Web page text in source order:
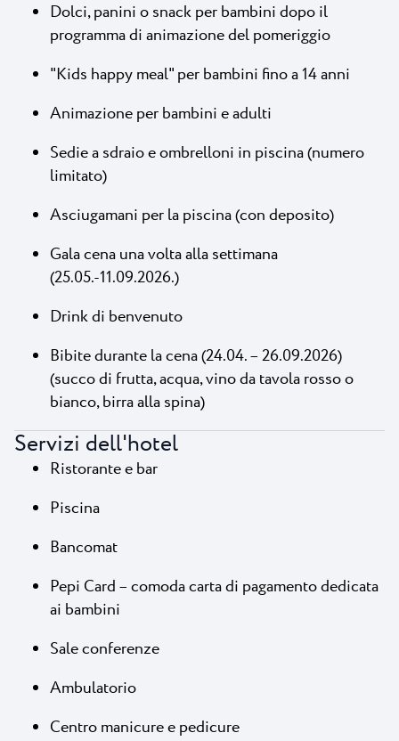
Dolci, panini o snack per bambini dopo il
programma di animazione del pomeriggio
"Kids happy meal" per bambini fino a 14 anni
Animazione per bambini e adulti
Sedie a sdraio e ombrelloni in piscina (numero
limitato)
Asciugamani per la piscina (con deposito)
Gala cena una volta alla settimana
(25.05.-11.09.2026.)
Drink di benvenuto
Bibite durante la cena (24.04. – 26.09.2026)
(succo di frutta, acqua, vino da tavola rosso o
bianco, birra alla spina)
Servizi dell'hotel
Ristorante e bar
Piscina
Bancomat
Pepi Card – comoda carta di pagamento dedicata
ai bambini
Sale conferenze
Ambulatorio
Centro manicure e pedicure